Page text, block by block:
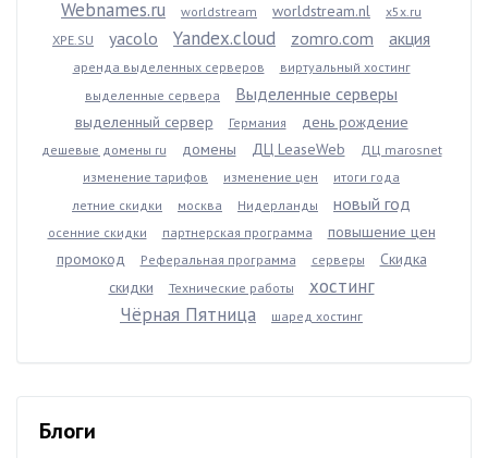
Webnames.ru worldstream worldstream.nl
x5x.ru
XPE.SU
yacolo Yandex.cloud zomro.com акция
аренда выделенных серверов
виртуальный хостинг
выделенные сервера
Выделенные серверы
выделенный сервер Германия день рождение
дешевые домены ru домены ДЦ LeaseWeb
ДЦ marosnet
изменение тарифов
изменение цен
итоги года
летние скидки
москва Нидерланды новый год
осенние скидки партнерская программа
повышение цен
промокод
Реферальная программа серверы
Скидка
скидки
Технические работы
хостинг
Чёрная Пятница
шаред хостинг
Блоги